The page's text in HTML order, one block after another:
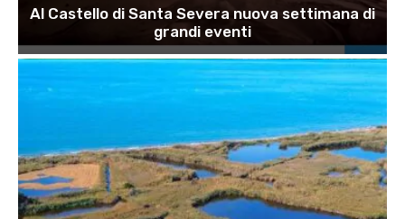
Al Castello di Santa Severa nuova settimana di
grandi eventi